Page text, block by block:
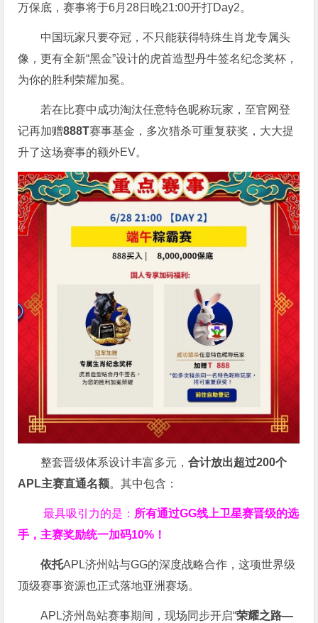
万保底，赛事将于6月28日晚21:00开打Day2。
中国玩家只要夺冠，不只能获得特殊生肖龙专属头
像，更有全新“黑金”设计的虎首造型丹牛签名纪念奖杯，
为你的胜利荣耀加冕。
若在比赛中成功淘汰任意特色昵称玩家，至官网登
记再加赠888T赛事基金，多次猎杀可重复获奖，大大提
升了这场赛事的额外EV。
整套晋级体系设计丰富多元，合计放出超过200个
APL主赛直通名额。其中包含：
最具吸引力的是： 所有通过GG线上卫星赛晋级的选
手，主赛奖励统一加码10% ！
依托APL济州站与GG的深度战略合作，这项世界级
顶级赛事资源也正式落地亚洲赛场。
APL济州岛站赛事期间，现场同步开启“荣耀之路—